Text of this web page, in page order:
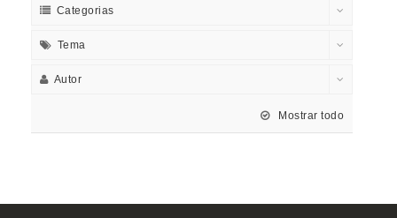
Categorias
Tema
Autor
Mostrar todo